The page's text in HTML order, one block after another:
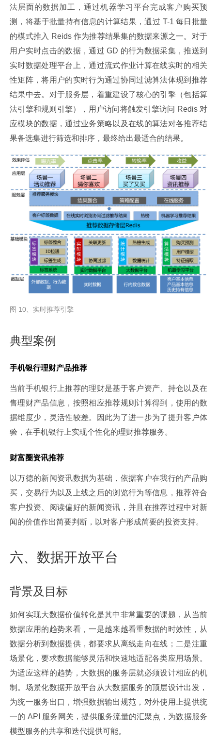
法层面的数据加工，通过机器学习平台完成客户购买预
测，将基于批量持有信息的计算结果，通过 T-1 每日批量
的模式推入 Reids 作为推荐结果集的数据来源之一。对于
用户实时点击的数据，通过 GD 的行为数据采集，推送到
实时数据处理平台上，通过流式作业计算在线实时的相关
性矩阵，将用户的实时行为通过协同过滤算法体现到推荐
结果中去。对于服务层，着重建设了核心的引擎（包括算
法引擎和规则引擎），用户访问将触发引擎访问 Redis 对
应模块的数据，通过业务策略以及在线的算法对各推荐结
果备选集进行筛选和排序，最终给出最适合的结果。
图 10、实时推荐引擎
典型案例
手机银行理财产品推荐
当前手机银行上推荐的理财是基于客户资产、持仓以及在
售理财产品信息，按照相应推荐规则计算得到，使用的数
据维度少，灵活性较差。因此为了进一步为了提升客户体
验，在手机银行上实现个性化的理财推荐服务。
财富圈资讯推荐
以万德的新闻资讯数据为基础，依据客户在我行的产品购
买，交易行为以及上线之后的浏览行为等信息，推荐符合
客户投资、阅读偏好的新闻资讯，并且在推荐过程中对新
闻的价值作出简要判断，以对客户形成简要的投资支持。
六、数据开放平台
背景及目标
如何实现大数据价值转化是其中非常重要的课题，从当前
数据应用的趋势来看，一是越来越看重数据的时效性，从
数据分析到数据提供，都要求从离线走向在线；二是注重
场景化，要求数据能够灵活和快速地适配各类应用场景。
为适应这样的趋势，大数据的服务层就必须设计相应的机
制。场景化数据开放平台从大数据服务的顶层设计出发，
为统一服务出口，增强数据输出规范，对外使用上提供统
一的 API 服务网关，提供服务流量的汇聚点，为数据服务
模型服务的共享和迭代提供可能。